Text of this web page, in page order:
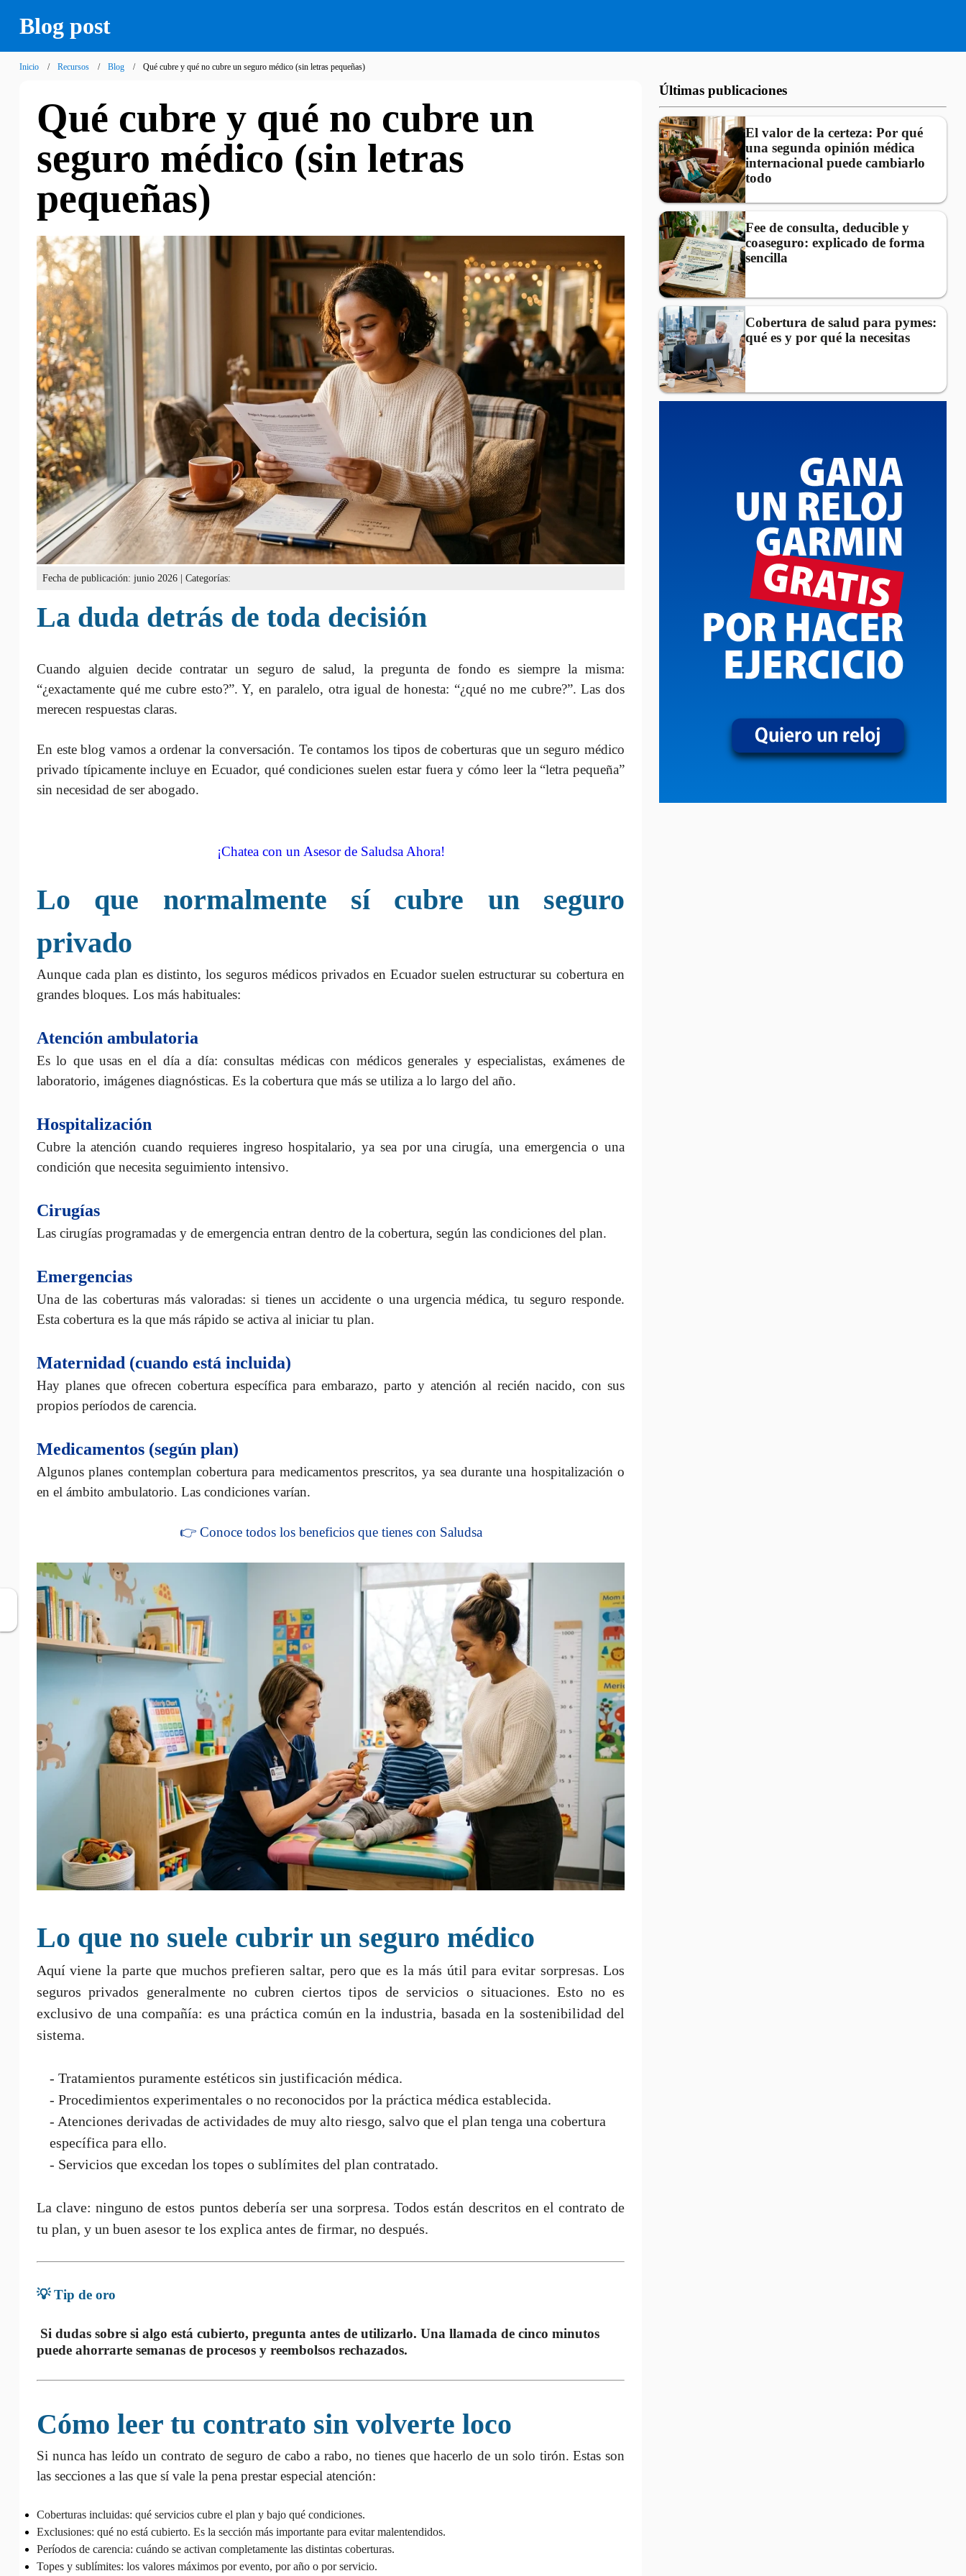
Blog post
Inicio Recursos Blog Qué cubre y qué no cubre un seguro médico (sin letras pequeñas)
Qué cubre y qué no cubre un
seguro médico (sin letras
pequeñas)
Fecha de publicación: junio 2026 | Categorías:
La duda detrás de toda decisión
Cuando alguien decide contratar un seguro de salud, la pregunta de fondo es siempre la misma:
“¿exactamente qué me cubre esto?”. Y, en paralelo, otra igual de honesta: “¿qué no me cubre?”. Las dos
merecen respuestas claras.
En este blog vamos a ordenar la conversación. Te contamos los tipos de coberturas que un seguro médico
privado típicamente incluye en Ecuador, qué condiciones suelen estar fuera y cómo leer la “letra pequeña”
sin necesidad de ser abogado.
¡Chatea con un Asesor de Saludsa Ahora!
Lo que normalmente sí cubre un seguro
privado
Aunque cada plan es distinto, los seguros médicos privados en Ecuador suelen estructurar su cobertura en
grandes bloques. Los más habituales:
Atención ambulatoria
Es lo que usas en el día a día: consultas médicas con médicos generales y especialistas, exámenes de
laboratorio, imágenes diagnósticas. Es la cobertura que más se utiliza a lo largo del año.
Hospitalización
Cubre la atención cuando requieres ingreso hospitalario, ya sea por una cirugía, una emergencia o una
condición que necesita seguimiento intensivo.
Cirugías
Las cirugías programadas y de emergencia entran dentro de la cobertura, según las condiciones del plan.
Emergencias
Una de las coberturas más valoradas: si tienes un accidente o una urgencia médica, tu seguro responde.
Esta cobertura es la que más rápido se activa al iniciar tu plan.
Maternidad (cuando está incluida)
Hay planes que ofrecen cobertura específica para embarazo, parto y atención al recién nacido, con sus
propios períodos de carencia.
Medicamentos (según plan)
Algunos planes contemplan cobertura para medicamentos prescritos, ya sea durante una hospitalización o
en el ámbito ambulatorio. Las condiciones varían.
👉 Conoce todos los beneficios que tienes con Saludsa
Lo que no suele cubrir un seguro médico
Aquí viene la parte que muchos prefieren saltar, pero que es la más útil para evitar sorpresas. Los
seguros privados generalmente no cubren ciertos tipos de servicios o situaciones. Esto no es
exclusivo de una compañía: es una práctica común en la industria, basada en la sostenibilidad del
sistema.
- Tratamientos puramente estéticos sin justificación médica.
- Procedimientos experimentales o no reconocidos por la práctica médica establecida.
- Atenciones derivadas de actividades de muy alto riesgo, salvo que el plan tenga una cobertura
específica para ello.
- Servicios que excedan los topes o sublímites del plan contratado.
La clave: ninguno de estos puntos debería ser una sorpresa. Todos están descritos en el contrato de
tu plan, y un buen asesor te los explica antes de firmar, no después.
💡 Tip de oro
Si dudas sobre si algo está cubierto, pregunta antes de utilizarlo. Una llamada de cinco minutos
puede ahorrarte semanas de procesos y reembolsos rechazados.
Cómo leer tu contrato sin volverte loco
Si nunca has leído un contrato de seguro de cabo a rabo, no tienes que hacerlo de un solo tirón. Estas son
las secciones a las que sí vale la pena prestar especial atención:
Coberturas incluidas: qué servicios cubre el plan y bajo qué condiciones.
Exclusiones: qué no está cubierto. Es la sección más importante para evitar malentendidos.
Períodos de carencia: cuándo se activan completamente las distintas coberturas.
Topes y sublímites: los valores máximos por evento, por año o por servicio.
Últimas publicaciones
El valor de la certeza: Por qué
una segunda opinión médica
internacional puede cambiarlo
todo
Fee de consulta, deducible y
coaseguro: explicado de forma
sencilla
Cobertura de salud para pymes:
qué es y por qué la necesitas